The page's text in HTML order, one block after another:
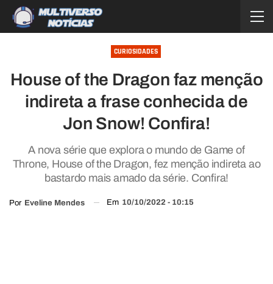
CURIOSIDADES
House of the Dragon faz menção
indireta a frase conhecida de
Jon Snow! Confira!
A nova série que explora o mundo de Game of
Throne, House of the Dragon, fez menção indireta ao
bastardo mais amado da série. Confira!
Por Eveline Mendes Em 10/10/2022 - 10:15